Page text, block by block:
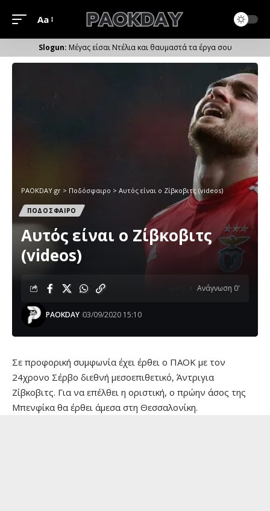
Μέγεθος
Γραμματοσειράς
Aa
Μέγας είσαι Ντέλια και θαυμαστά τα έργα σου
PAOKDAY.gr > Ποδόσφαιρο > Αυτός είναι ο Ζίβκοβιτς (videos)
ΠΟΔΟΣΦΑΙΡΟ
Αυτός είναι ο Ζίβκοβιτς
(videos)
PAOKDAY 03/09/2020 15:10
Ανάγνωση 0'
Σε προφορική συμφωνία έχει έρθει ο ΠΑΟΚ με τον
24χρονο Σέρβο διεθνή μεσοεπιθετικό, Άντριγια
Ζίβκοβιτς. Για να επέλθει η οριστική, ο πρώην άσος της
Μπενφίκα θα έρθει άμεσα στη Θεσσαλονίκη.